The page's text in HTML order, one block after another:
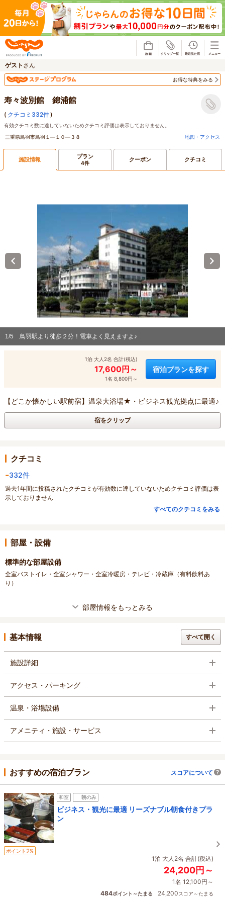
ゲスト さん
お得な特典をみる
寿々波別館 錦浦館
( クチコミ332件)
有効クチコミ数に達していないためクチコミ評価は表示しておりません。
三重県鳥羽市鳥羽１―１０―３８
地図・アクセス
施設情報 プラン
4件 クーポン クチコミ
1/5 鳥羽駅より徒歩２分！電車よく見えますよ♪
1泊 大人2名 合計(税込)
17,600円～
1名 8,800円～
宿泊プランを探す
【どこか懐かしい駅前宿】温泉大浴場★・ビジネス観光拠点に最適♪
宿をクリップ
クチコミ
-332件
過去1年間に投稿されたクチコミが有効数に達していないためクチコミ評価は表
示しておりません
すべてのクチコミをみる
部屋・設備
標準的な部屋設備
全室バストイレ・全室シャワー・全室冷暖房・テレビ・冷蔵庫（有料飲料あ
り）
部屋情報をもっとみる
基本情報 すべて開く
施設詳細
アクセス・パーキング
温泉・浴場設備
アメニティ・施設・サービス
おすすめの宿泊プラン スコアについて
和室 朝のみ
ビジネス・観光に最適 リーズナブル朝食付きプラ
ン
ポイント 2%
1泊 大人2名 合計(税込)
24,200円～
1名 12,100円～
484ポイント～たまる 24,200スコア～たまる